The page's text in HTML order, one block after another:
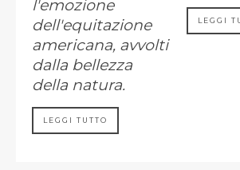
l'emozione
dell'equitazione
americana, avvolti
dalla bellezza
della natura.
LEGGI TUTTO
LEGGI